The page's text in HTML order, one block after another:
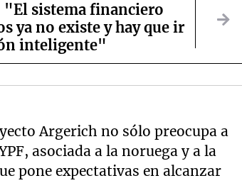
"El sistema financiero
ya no existe y hay que ir
inteligente"
Argerich no sólo preocupa a
asociada a la noruega y a la
pone expectativas en alcanzar